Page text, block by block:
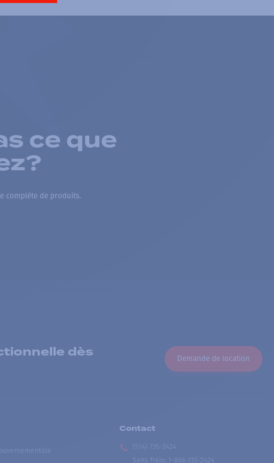
ce que
complète de produits.
dès
Demande de location
Contact
(514) 735-2424
Sans frais
1-866-735-2424